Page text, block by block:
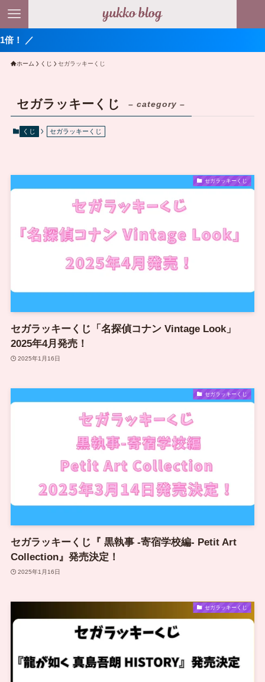
／
ホーム くじ セガラッキーくじ
セガラッキーくじ – category –
くじ セガラッキーくじ
セガラッキーくじ
セガラッキーくじ「名探偵コナン Vintage Look」
2025年4月発売！
2025年1月16日
セガラッキーくじ
セガラッキーくじ『 黒執事 -寄宿学校編- Petit Art
Collection』発売決定！
2025年1月16日
セガラッキーくじ